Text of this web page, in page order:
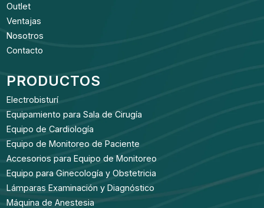
Outlet
Ventajas
Nosotros
Contacto
PRODUCTOS
Electrobisturí
Equipamiento para Sala de Cirugía
Equipo de Cardiología
Equipo de Monitoreo de Paciente
Accesorios para Equipo de Monitoreo
Equipo para Ginecología y Obstetricia
Lámparas Examinación y Diagnóstico
Máquina de Anestesia